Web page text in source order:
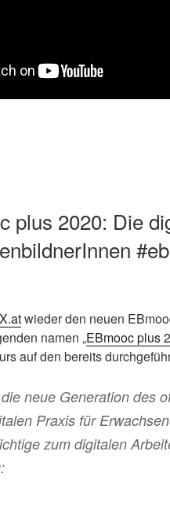
plus 2020: Die
wieder den neuen
namen „EBmooc plus
auf den bereits
neue Generation des
Praxis für
zum digitalen